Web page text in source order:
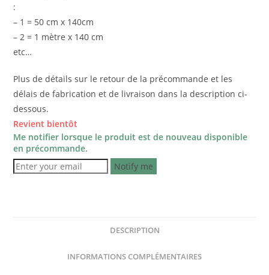
:
– 1 = 50 cm x 140cm
– 2 = 1 mètre x 140 cm
etc…
Plus de détails sur le retour de la précommande et les
délais de fabrication et de livraison dans la description ci-
dessous.
Revient bientôt
Me notifier lorsque le produit est de nouveau disponible
en précommande.
Notify me
DESCRIPTION
INFORMATIONS COMPLÉMENTAIRES